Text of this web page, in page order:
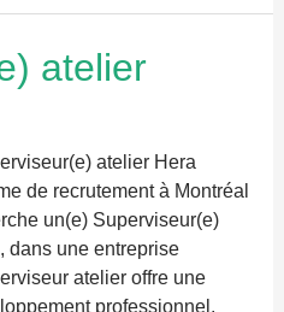
atelier
atelier Hera
de recrutement à Montréal
un(e) Superviseur(e)
dans une entreprise
atelier offre une
professionnel.